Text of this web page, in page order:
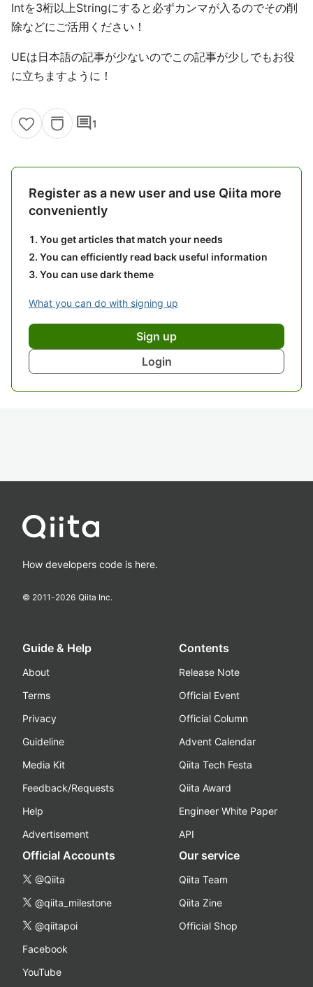
Intを3桁以上Stringにすると必ずカンマが入るのでその削
除などにご活用ください！
UEは日本語の記事が少ないのでこの記事が少しでもお役
に立ちますように！
comment1
Register as a new user and use Qiita more
conveniently
You get articles that match your needs
You can efficiently read back useful information
You can use dark theme
What you can do with signing up
Sign up
Login
How developers code is here.
© 2011-2026 Qiita Inc.
Guide & Help
About
Terms
Privacy
Guideline
Media Kit
Feedback/Requests
Help
Advertisement
Contents
Release Note
Official Event
Official Column
Advent Calendar
Qiita Tech Festa
Qiita Award
Engineer White Paper
API
Official Accounts
@Qiita
@qiita_milestone
@qiitapoi
Facebook
YouTube
Our service
Qiita Team
Qiita Zine
Official Shop